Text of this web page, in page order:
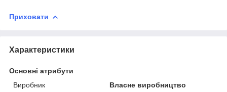
Приховати
Характеристики
Основні атрибути
Виробник
Власне виробництво